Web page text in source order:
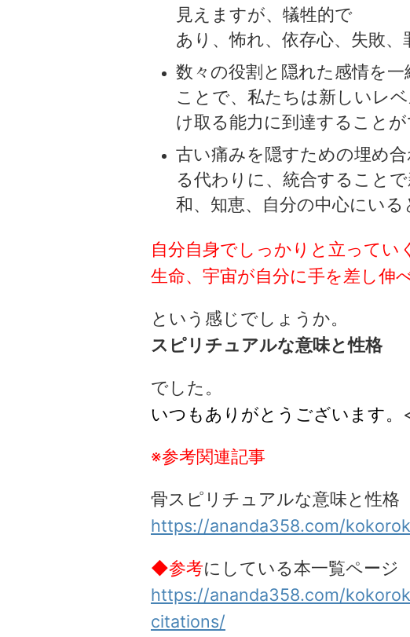
見えますが、犠牲的で
あり、怖れ、依存心、失敗
数々の役割と隠れた感情を
ことで、私たちは新しいレ
け取る能力に到達することが
古い痛みを隠すための埋め
る代わりに、統合すること
和、知恵、自分の中心にい
自分自身でしっかりと立ってい
生命、宇宙が自分に手を差し伸
という感じでしょうか。
スピリチュアルな意味と性格
でした。
いつもありがとうございます。
※参考関連記事
骨スピリチュアルな意味と性格
https://ananda358.com/
◆参考にしている本一覧ページ
https://ananda358.com/
citations/